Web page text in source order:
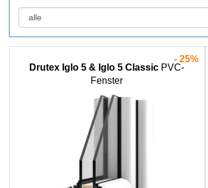
- 25%
Drutex Iglo 5 & Iglo 5 Classic PVC-
Fenster